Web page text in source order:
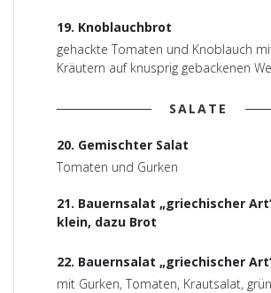
19. Knoblauchbrot
gehackte Tomaten und Knoblauch
Kräutern auf knusprig gebackenen
SALATE
20. Gemischter Salat
Tomaten und Gurken
21. Bauernsalat „griechischer
klein, dazu Brot
22. Bauernsalat „griechischer
mit Gurken, Tomaten, Krautsalat,